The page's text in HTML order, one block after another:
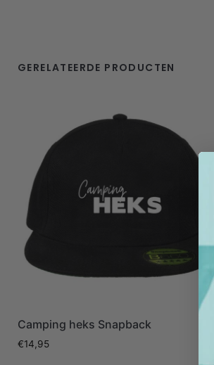
GERELATEERDE PRODUCTEN
Camping heks Snapback
€14,95